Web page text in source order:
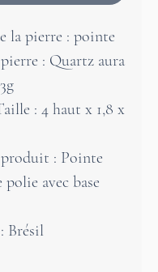
la pierre : pointe
: Quartz aura
: 4 haut x 1,8 x
: Pointe
avec base
Brésil